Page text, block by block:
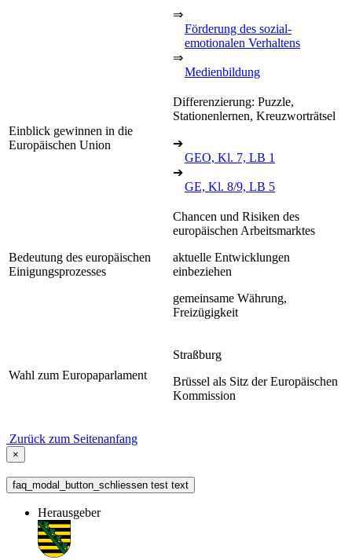
⇒
Förderung des sozial-
emotionalen Verhaltens
⇒
Medienbildung
Einblick gewinnen in die
Europäischen Union
Differenzierung: Puzzle,
Stationenlernen, Kreuzworträtsel
➔
GEO, Kl. 7, LB 1
➔
GE, Kl. 8/9, LB 5
Bedeutung des europäischen
Einigungsprozesses
Chancen und Risiken des
europäischen Arbeitsmarktes
aktuelle Entwicklungen
einbeziehen
gemeinsame Währung,
Freizügigkeit
Wahl zum Europaparlament
Straßburg
Brüssel als Sitz der Europäischen
Kommission
Zurück zum Seitenanfang
×
faq_modal_button_schliessen test text
Herausgeber